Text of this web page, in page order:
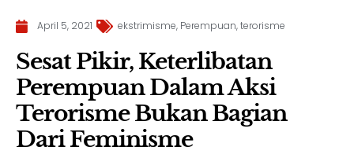
April 5, 2021 ekstrimisme, Perempuan,terorisme
Sesat Pikir, Keterlibatan
Perempuan Dalam Aksi
Terorisme Bukan Bagian
Dari Feminisme